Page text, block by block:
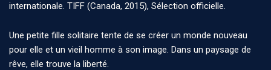
internationale. TIFF (Canada, 2015), Sélection officielle.
Une petite fille solitaire tente de se créer un monde nouveau
pour elle et un vieil homme à son image. Dans un paysage de
rêve, elle trouve la liberté.